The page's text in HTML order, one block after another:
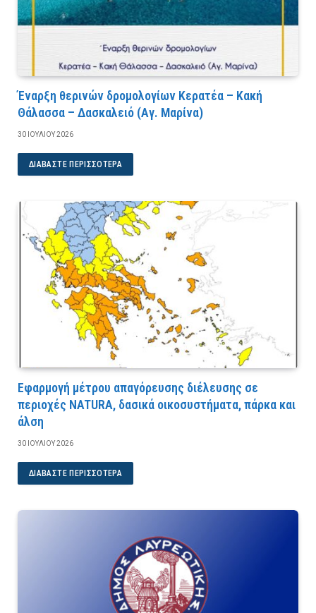
Έναρξη θερινών δρομολογίων Κερατέα – Κακή
Θάλασσα – Δασκαλειό (Αγ. Μαρίνα)
30 ΙΟΥΛΊΟΥ 2026
ΔΙΑΒΆΣΤΕ ΠΕΡΙΣΣΌΤΕΡΑ
Εφαρμογή μέτρου απαγόρευσης διέλευσης σε
περιοχές NATURA, δασικά οικοσυστήματα, πάρκα και
άλση
30 ΙΟΥΛΊΟΥ 2026
ΔΙΑΒΆΣΤΕ ΠΕΡΙΣΣΌΤΕΡΑ